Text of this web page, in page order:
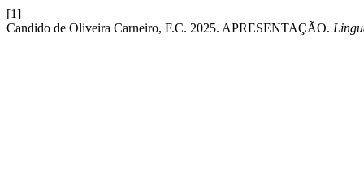
[1]
Candido de Oliveira Carneiro, F.C. 2025. APRESENTAÇÃO.